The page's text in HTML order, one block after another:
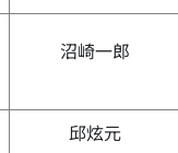
沼崎一郎
邱炫元